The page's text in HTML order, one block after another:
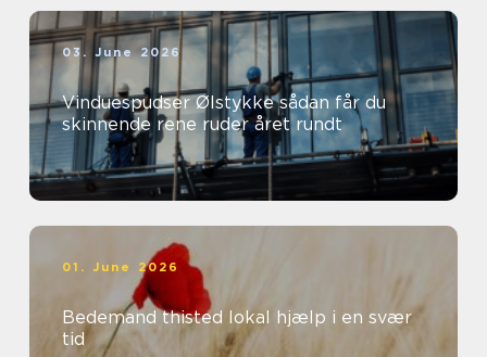
03. June 2026
Vinduespudser Ølstykke sådan får du
skinnende rene ruder året rundt
01. June 2026
Bedemand thisted lokal hjælp i en svær
tid